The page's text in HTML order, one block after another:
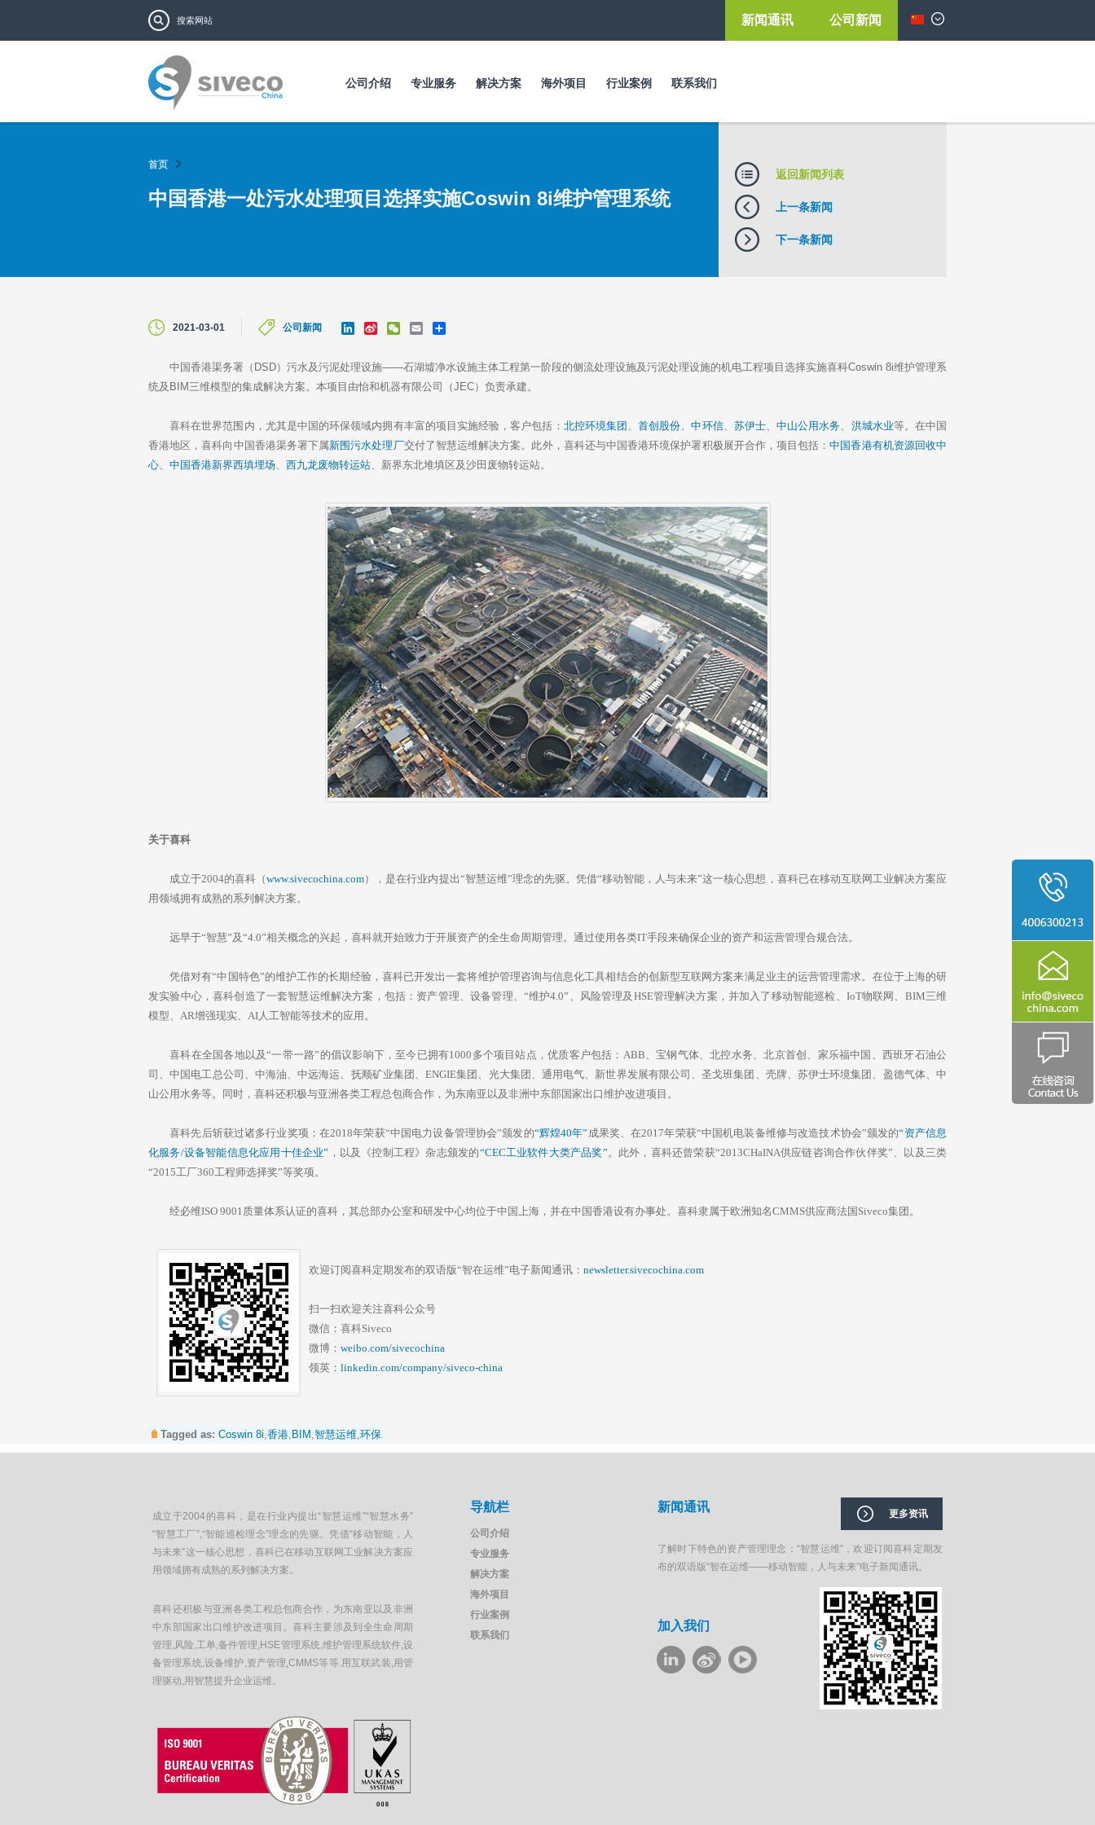
到
要
内
搜索表单 新闻通讯 公司新闻
公司介绍 专业服务 解决方案 海外项目 行业案例 联系我们
首页
中国香港一处污水处理项目选择实施Coswin 8i维护管理系统
返回新闻列表
上一条新闻
下一条新闻
2021-03-01 公司新闻
中国香港渠务署（DSD）污水及污泥处理设施——石湖墟净水设施主体工程第一阶段的侧流处理设施及污泥处理设施的机电工程项目选择实施喜科Coswin 8i维护管理系
统及BIM三维模型的集成解决方案。本项目由怡和机器有限公司（JEC）负责承建。
喜科在世界范围内，尤其是中国的环保领域内拥有丰富的项目实施经验，客户包括： 北控环境集团 、首创股份、中环信、 苏伊士、中山公用水务、 洪城水业等。在中国
香港地区，喜科向中国香港渠务署下属新围污水处理厂交付了智慧运维解决方案。此外，喜科还与中国香港环境保护署积极展开合作，项目包括：中国香港有机资源回收中
心、 中国香港新界西填埋场、 西九龙废物转运站、新界东北堆填区及沙田废物转运站。
关于喜科
成立于2004的喜科（www.sivecochina.com），是在行业内提出“智慧运维”理念的先驱。凭借“移动智能，人与未来”这一核心思想，喜科已在移动互联网工业解决方案应
用领域拥有成熟的系列解决方案。
远早于“智慧”及“4.0”相关概念的兴起，喜科就开始致力于开展资产的全生命周期管理。通过使用各类IT手段来确保企业的资产和运营管理合规合法。
凭借对有“中国特色”的维护工作的长期经验，喜科已开发出一套将维护管理咨询与信息化工具相结合的创新型互联网方案来满足业主的运营管理需求。在位于上海的研
发实验中心，喜科创造了一套智慧运维解决方案，包括：资产管理、设备管理、“维护4.0”、风险管理及HSE管理解决方案，并加入了移动智能巡检、IoT物联网、BIM三维
模型、AR增强现实、AI人工智能等技术的应用。
喜科在全国各地以及“一带一路”的倡议影响下，至今已拥有1000多个项目站点，优质客户包括：ABB、宝钢气体、北控水务、北京首创、家乐福中国、西班牙石油公
司、中国电工总公司、中海油、中远海运、抚顺矿业集团、ENGIE集团、光大集团、通用电气、新世界发展有限公司、圣戈班集团、壳牌、苏伊士环境集团、盈德气体、中
山公用水务等。同时，喜科还积极与亚洲各类工程总包商合作，为东南亚以及非洲中东部国家出口维护改进项目。
喜科先后斩获过诸多行业奖项：在2018年荣获“中国电力设备管理协会”颁发的“辉煌40年” 成果奖、在2017年荣获“中国机电装备维修与改造技术协会”颁发的“资产信息
化服务/设备智能信息化应用十佳企业” ，以及《控制工程》杂志颁发的“CEC工业软件大类产品奖”。此外，喜科还曾荣获“2013CHaINA供应链咨询合作伙伴奖”、以及三类
“2015工厂360工程师选择奖”等奖项。
经必维ISO 9001质量体系认证的喜科，其总部办公室和研发中心均位于中国上海，并在中国香港设有办事处。喜科隶属于欧洲知名CMMS供应商法国Siveco集团。
欢迎订阅喜科定期发布的双语版“智在运维”电子新闻通讯： newsletter.sivecochina.com
扫一扫欢迎关注喜科公众号
微信：喜科Siveco
微博： weibo.com/sivecochina
领英： linkedin.com/company/siveco-china
Tagged as: Coswin 8i,香港, BIM ,智慧运维,环保
k
e
d
n
a
W
e
b
o
W
h
a
t
i
l
r
成立于2004的喜科，是在行业内提出“智慧运维”“智慧水务”
“智慧工厂”,“智能巡检理念”理念的先驱。凭借“移动智能，人
与未来”这一核心思想，喜科已在移动互联网工业解决方案应
用领域拥有成熟的系列解决方案。
喜科还积极与亚洲各类工程总包商合作，为东南亚以及非洲
中东部国家出口维护改进项目。喜科主要涉及到全生命周期
管理,风险,工单,备件管理,HSE管理系统,维护管理系统软件,设
备管理系统,设备维护,资产管理,CMMS等等.用互联武装,用管
理驱动,用智慧提升企业运维。
导航栏
公司介绍
专业服务
解决方案
海外项目
行业案例
联系我们
新闻通讯 更多资讯
了解时下特色的资产管理理念：“智慧运维”，欢迎订阅喜科定期发
布的双语版“智在运维——移动智能，人与未来”电子新闻通讯。
加入我们